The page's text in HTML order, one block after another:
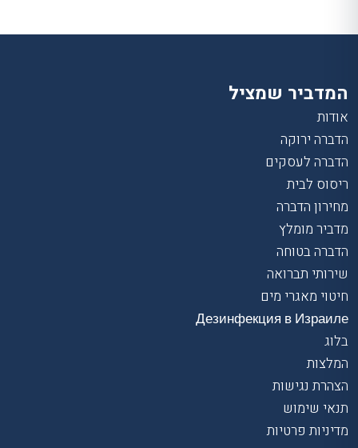
המדביר שמציל
אודות
הדברה ירוקה
הדברה לעסקים
ריסוס לבית
מחירון הדברה
מדביר מומלץ
הדברה בטוחה
שירותי תברואה
חיטוי מאגרי מים
Дезинфекция в Израиле
בלוג
המלצות
הצהרת נגישות
תנאי שימוש
מדיניות פרטיות